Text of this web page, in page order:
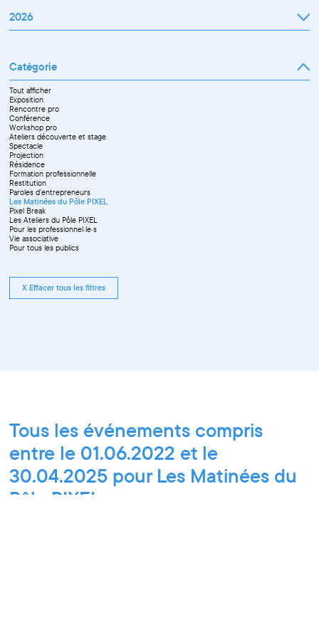
2026
Avril
Mai
Juin
Septembre
Octobre
Novembre
Catégorie
Tout afficher
Exposition
Rencontre pro
Conférence
Workshop pro
Ateliers découverte et stage
Spectacle
Projection
Résidence
Formation professionnelle
Restitution
Paroles d'entrepreneurs
Les Matinées du Pôle PIXEL
Pixel Break
Les Ateliers du Pôle PIXEL
Pour les professionnel·le·s
Vie associative
Pour tous les publics
X Effacer tous les filtres
Tous les événements compris
entre le 01.06.2022 et le
30.04.2025 pour Les Matinées du
Pôle PIXEL